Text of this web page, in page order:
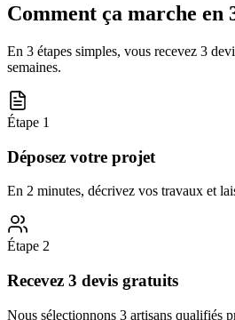
Comment ça marche en
En 3 étapes simples, vous recevez 3
semaines.
Étape 1
Déposez votre projet
En 2 minutes, décrivez vos travaux et
Étape 2
Recevez 3 devis gratuits
Nous sélectionnons 3 artisans qualifiés